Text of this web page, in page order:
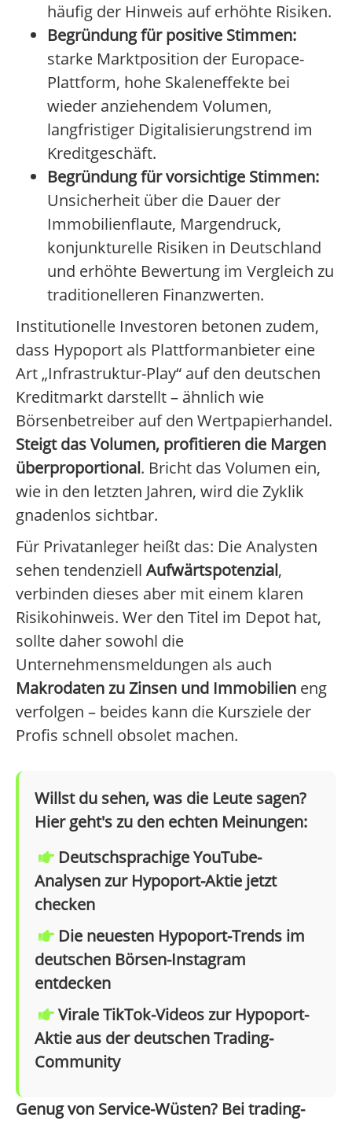
häufig der Hinweis auf erhöhte Risiken.
Begründung für positive Stimmen:
starke Marktposition der Europace-
Plattform, hohe Skaleneffekte bei
wieder anziehendem Volumen,
langfristiger Digitalisierungstrend im
Kreditgeschäft.
Begründung für vorsichtige Stimmen:
Unsicherheit über die Dauer der
Immobilienflaute, Margendruck,
konjunkturelle Risiken in Deutschland
und erhöhte Bewertung im Vergleich zu
traditionelleren Finanzwerten.
Institutionelle Investoren betonen zudem,
dass Hypoport als Plattformanbieter eine
Art „Infrastruktur-Play“ auf den deutschen
Kreditmarkt darstellt – ähnlich wie
Börsenbetreiber auf den Wertpapierhandel.
Steigt das Volumen, profitieren die Margen
überproportional. Bricht das Volumen ein,
wie in den letzten Jahren, wird die Zyklik
gnadenlos sichtbar.
Für Privatanleger heißt das: Die Analysten
sehen tendenziell Aufwärtspotenzial,
verbinden dieses aber mit einem klaren
Risikohinweis. Wer den Titel im Depot hat,
sollte daher sowohl die
Unternehmensmeldungen als auch
Makrodaten zu Zinsen und Immobilien eng
verfolgen – beides kann die Kursziele der
Profis schnell obsolet machen.
Willst du sehen, was die Leute sagen?
Hier geht's zu den echten Meinungen:
Deutschsprachige YouTube-
Analysen zur Hypoport-Aktie jetzt
checken
Die neuesten Hypoport-Trends im
deutschen Börsen-Instagram
entdecken
Virale TikTok-Videos zur Hypoport-
Aktie aus der deutschen Trading-
Community
Genug von Service-Wüsten? Bei trading-